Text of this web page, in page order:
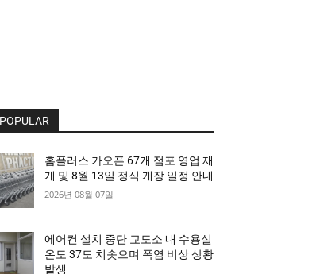
홈플러스 가오픈 67개 점포 영업 재
개 및 8월 13일 정식 개장 일정 안내
2026년 08월 07일
에어컨 설치 중단 교도소 내 수용실
온도 37도 치솟으며 폭염 비상 상황
발생